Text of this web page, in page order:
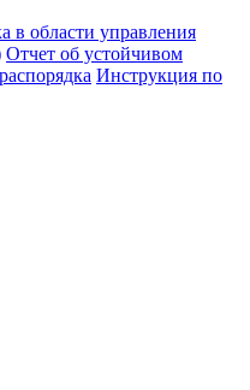
в области управления
Отчет об устойчивом
Инструкция по